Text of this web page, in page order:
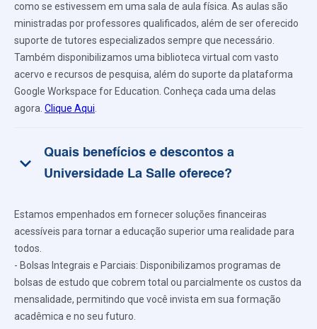
como se estivessem em uma sala de aula física. As aulas são
ministradas por professores qualificados, além de ser oferecido
suporte de tutores especializados sempre que necessário.
Também disponibilizamos uma biblioteca virtual com vasto
acervo e recursos de pesquisa, além do suporte da plataforma
Google Workspace for Education. Conheça cada uma delas
agora. Clique Aqui.
keyboard_arrow_down
Quais benefícios e descontos a
Universidade La Salle oferece?
Estamos empenhados em fornecer soluções financeiras
acessíveis para tornar a educação superior uma realidade para
todos.
- Bolsas Integrais e Parciais: Disponibilizamos programas de
bolsas de estudo que cobrem total ou parcialmente os custos da
mensalidade, permitindo que você invista em sua formação
acadêmica e no seu futuro.